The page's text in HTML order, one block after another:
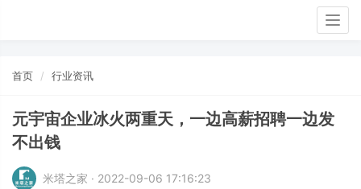
首页 行业资讯
元宇宙企业冰火两重天，一边高薪招聘一边发
不出钱
米塔之家 · 2022-09-06 17:16:23